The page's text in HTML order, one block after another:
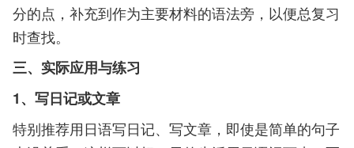
分的点，补充到作为主要材料的语法旁，以便总复习
时查找。
三、实际应用与练习
1、写日记或文章
特别推荐用日语写日记、写文章，即使是简单的句子